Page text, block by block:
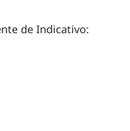
de Indicativo: